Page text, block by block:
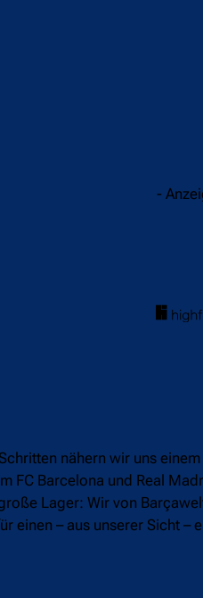
-
nähern wir uns
FC Barcelona und Real
Lager: Wir von
einen – aus unserer Sicht